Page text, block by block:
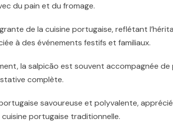
du pain et du fromage.
de la cuisine portugaise, reflétant
à des événements festifs et familiaux.
la salpicão est souvent accompagnée de
complète.
savoureuse et polyvalente,
portugaise traditionnelle.